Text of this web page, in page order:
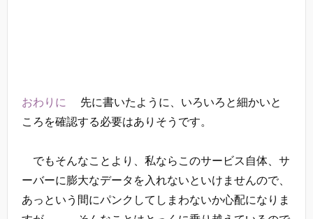
おわりに 先に書いたように、いろいろと細かいと
ころを確認する必要はありそうです。
でもそんなことより、私ならこのサービス自体、サ
ーバーに膨大なデータを入れないといけませんので、
あっという間にパンクしてしまわないか心配になりま